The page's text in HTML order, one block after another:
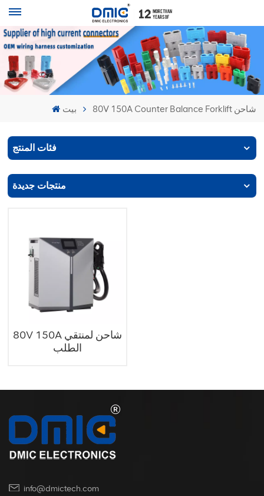
بيت 80V 150A Counter Balance Forklift شاحن
فئات المنتج
منتجات جديدة
80V 150A شاحن لمنتقي
الطلب
info@dmictech.com